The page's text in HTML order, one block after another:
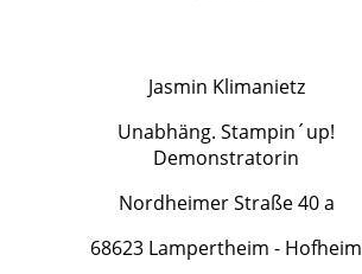
Jasmin Klimanietz
Unabhäng. Stampin´up!
Demonstratorin
Nordheimer Straße 40 a
68623 Lampertheim - Hofheim